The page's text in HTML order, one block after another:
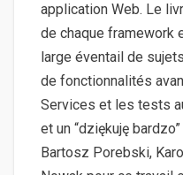
application Web. Le
de chaque framework
large éventail de
de fonctionnalités
Services et les tests
et un “dziękuję
Bartosz Porebski,